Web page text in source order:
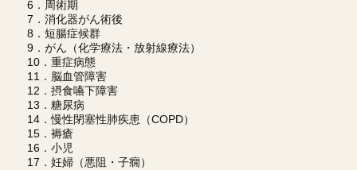
6．周術期
7．消化器がん術後
8．短腸症候群
9．がん（化学療法・放射線療法）
10．重症病態
11．脳血管障害
12．摂食嚥下障害
13．糖尿病
14．慢性閉塞性肺疾患（COPD）
15．褥瘡
16．小児
17．妊婦（悪阻・子癇）